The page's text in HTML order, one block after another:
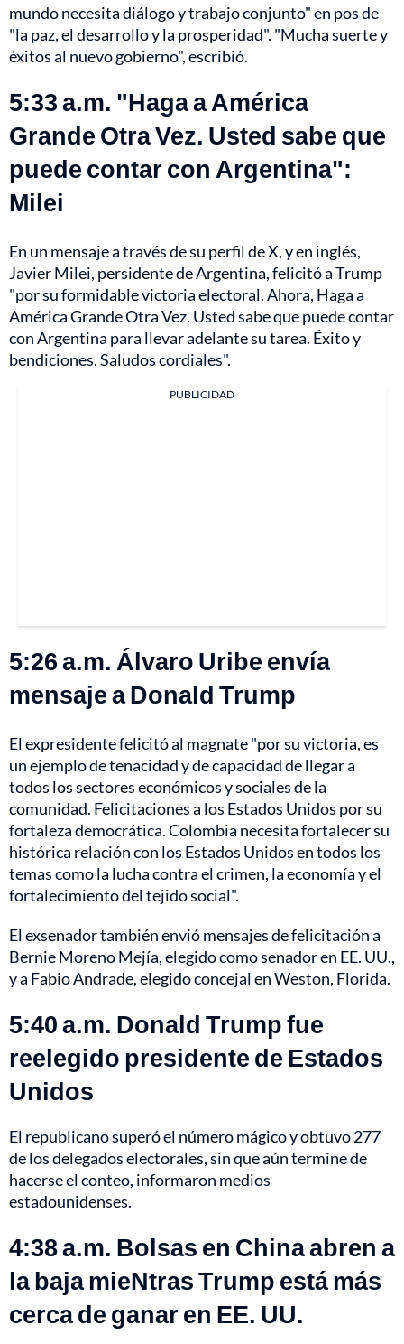
mundo necesita diálogo y trabajo conjunto" en pos de
"la paz, el desarrollo y la prosperidad". "Mucha suerte y
éxitos al nuevo gobierno", escribió.
5:33 a.m. "Haga a América
Grande Otra Vez. Usted sabe que
puede contar con Argentina":
Milei
En un mensaje a través de su perfil de X, y en inglés,
Javier Milei, persidente de Argentina, felicitó a Trump
"por su formidable victoria electoral. Ahora, Haga a
América Grande Otra Vez. Usted sabe que puede contar
con Argentina para llevar adelante su tarea. Éxito y
bendiciones. Saludos cordiales".
PUBLICIDAD
5:26 a.m. Álvaro Uribe envía
mensaje a Donald Trump
El expresidente felicitó al magnate "por su victoria, es
un ejemplo de tenacidad y de capacidad de llegar a
todos los sectores económicos y sociales de la
comunidad. Felicitaciones a los Estados Unidos por su
fortaleza democrática. Colombia necesita fortalecer su
histórica relación con los Estados Unidos en todos los
temas como la lucha contra el crimen, la economía y el
fortalecimiento del tejido social".
El exsenador también envió mensajes de felicitación a
Bernie Moreno Mejía, elegido como senador en EE. UU.,
y a Fabio Andrade, elegido concejal en Weston, Florida.
5:40 a.m. Donald Trump fue
reelegido presidente de Estados
Unidos
El republicano superó el número mágico y obtuvo 277
de los delegados electorales, sin que aún termine de
hacerse el conteo, informaron medios
estadounidenses.
4:38 a.m. Bolsas en China abren a
la baja mieNtras Trump está más
cerca de ganar en EE. UU.